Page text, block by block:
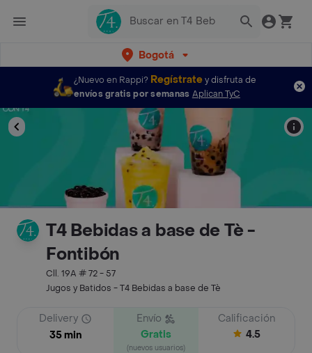
Bogotá
¿Nuevo en Rappi? Regístratey disfruta de
envíos gratis por semanas Aplican TyC
T4 Bebidas a base de Tè -
Fontibón
Cll. 19A # 72 - 57
Jugos y Batidos - T4 Bebidas a base de Tè
Delivery
35 min
Envío
Gratis
(nuevos usuarios)
Calificación
4.5